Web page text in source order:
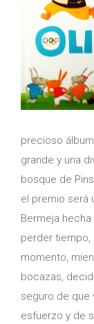
precioso
grande y una
bosque de
el premio será
Bermeja
perder
momento,
bocazas,
seguro de que
esfuerzo y de